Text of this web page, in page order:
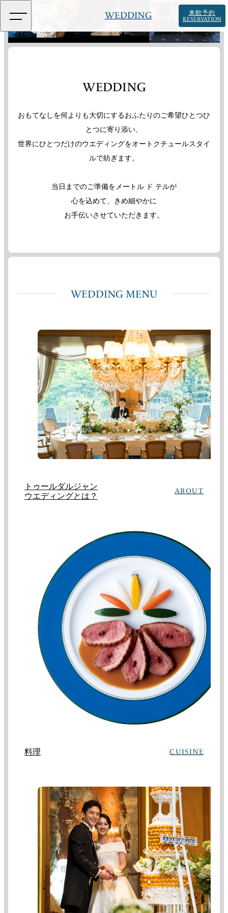
WEDDING 来館予約
RESERVATION
WEDDING
おもてなしを何よりも大切にするおふたりのご希望ひとつひ
とつに寄り添い、
世界にひとつだけのウエディングをオートクチュールスタイ
ルで紡ぎます。
当日までのご準備をメートル ド テルが
心を込めて、きめ細やかに
お手伝いさせていただきます。
WEDDING MENU
トゥールダルジャン
ウエディングとは？
ABOUT
料理 CUISINE